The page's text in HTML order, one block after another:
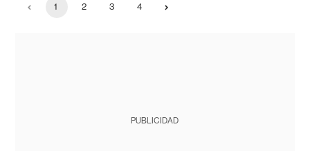
1 2 3 4
PUBLICIDAD